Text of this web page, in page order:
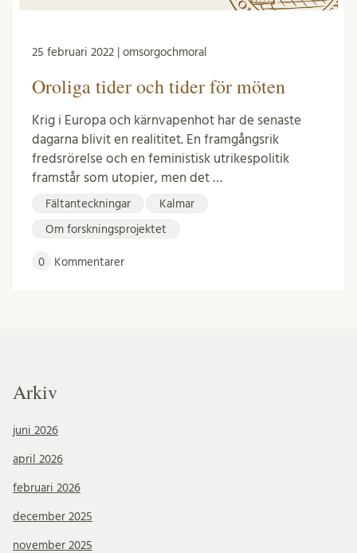
25 februari 2022 | omsorgochmoral
Oroliga tider och tider för möten
Krig i Europa och kärnvapenhot har de senaste
dagarna blivit en realititet. En framgångsrik
fredsrörelse och en feministisk utrikespolitik
framstår som utopier, men det …
Fältanteckningar Kalmar
Om forskningsprojektet
0 Kommentarer
Arkiv
juni 2026
april 2026
februari 2026
december 2025
november 2025